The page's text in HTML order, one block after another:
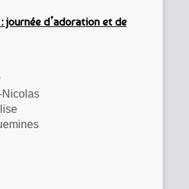
journée d’adoration et de
Nicolas